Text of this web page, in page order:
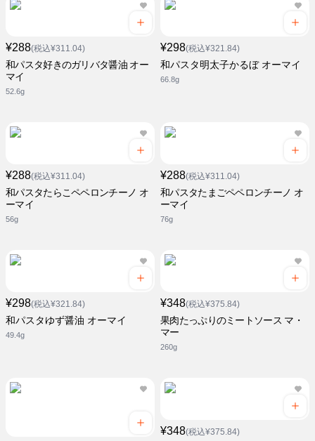
¥288(税込¥311.04)
和パスタ好きのガリバタ醤油 オー
マイ
52.6g
¥298(税込¥321.84)
和パスタ明太子かるぼ オーマイ
66.8g
¥288(税込¥311.04)
和パスタたらこペペロンチーノ オ
ーマイ
56g
¥288(税込¥311.04)
和パスタたまごペペロンチーノ オ
ーマイ
76g
¥298(税込¥321.84)
和パスタゆず醤油 オーマイ
49.4g
¥348(税込¥375.84)
果肉たっぷりのミートソース マ・
マー
260g
¥348(税込¥375.84)